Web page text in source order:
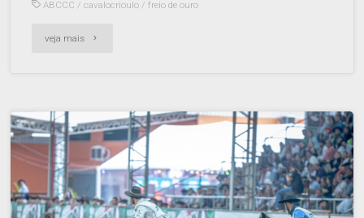
ABCCC /cavalocrioulo /freio de ouro
veja mais